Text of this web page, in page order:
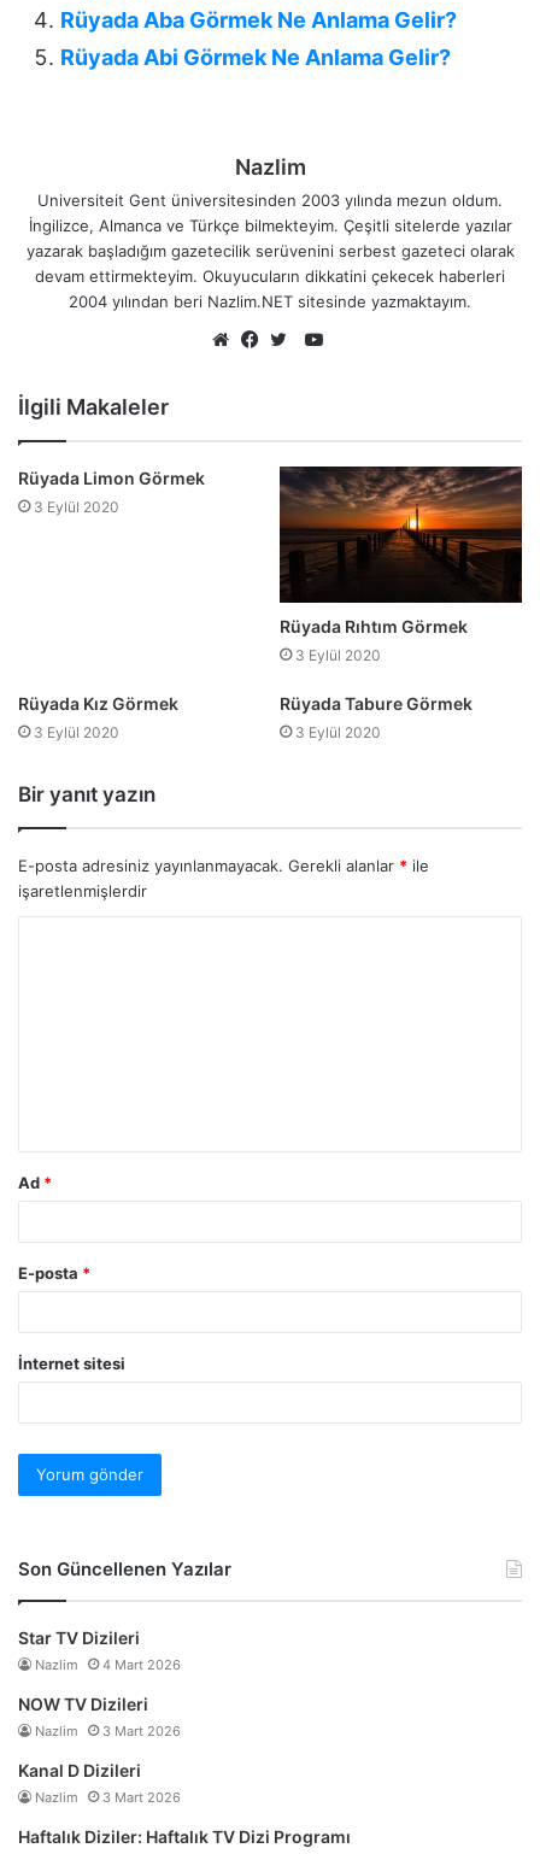
Rüyada Aba Görmek Ne Anlama Gelir?
Rüyada Abi Görmek Ne Anlama Gelir?
Nazlim
Universiteit Gent üniversitesinden 2003 yılında mezun oldum.
İngilizce, Almanca ve Türkçe bilmekteyim. Çeşitli sitelerde yazılar
yazarak başladığım gazetecilik serüvenini serbest gazeteci olarak
devam ettirmekteyim. Okuyucuların dikkatini çekecek haberleri
2004 yılından beri Nazlim.NET sitesinde yazmaktayım.
YouTube
İlgili Makaleler
Rüyada Limon Görmek
3 Eylül 2020
Rüyada Rıhtım Görmek
3 Eylül 2020
Rüyada Kız Görmek
3 Eylül 2020
Rüyada Tabure Görmek
3 Eylül 2020
Bir yanıt yazın
E-posta adresiniz yayınlanmayacak. Gerekli alanlar * ile
işaretlenmişlerdir
Ad *
E-posta *
İnternet sitesi
Son Güncellenen Yazılar
Star TV Dizileri
Nazlim 4 Mart 2026
NOW TV Dizileri
Nazlim 3 Mart 2026
Kanal D Dizileri
Nazlim 3 Mart 2026
Haftalık Diziler: Haftalık TV Dizi Programı